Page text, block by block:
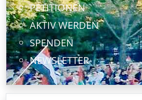
PETITIONEN
AKTIV WERDEN
SPENDEN
NEWSLETTER